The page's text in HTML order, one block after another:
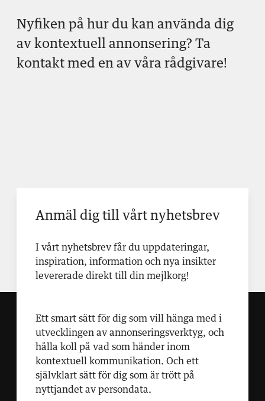
Nyfiken på hur du kan använda dig
av kontextuell annonsering? Ta
kontakt med en av våra rådgivare!
Anmäl dig till vårt nyhetsbrev
I vårt nyhetsbrev får du uppdateringar,
inspiration, information och nya insikter
levererade direkt till din mejlkorg!
Ett smart sätt för dig som vill hänga med i
utvecklingen av annonseringsverktyg, och
hålla koll på vad som händer inom
kontextuell kommunikation. Och ett
självklart sätt för dig som är trött på
nyttjandet av persondata.